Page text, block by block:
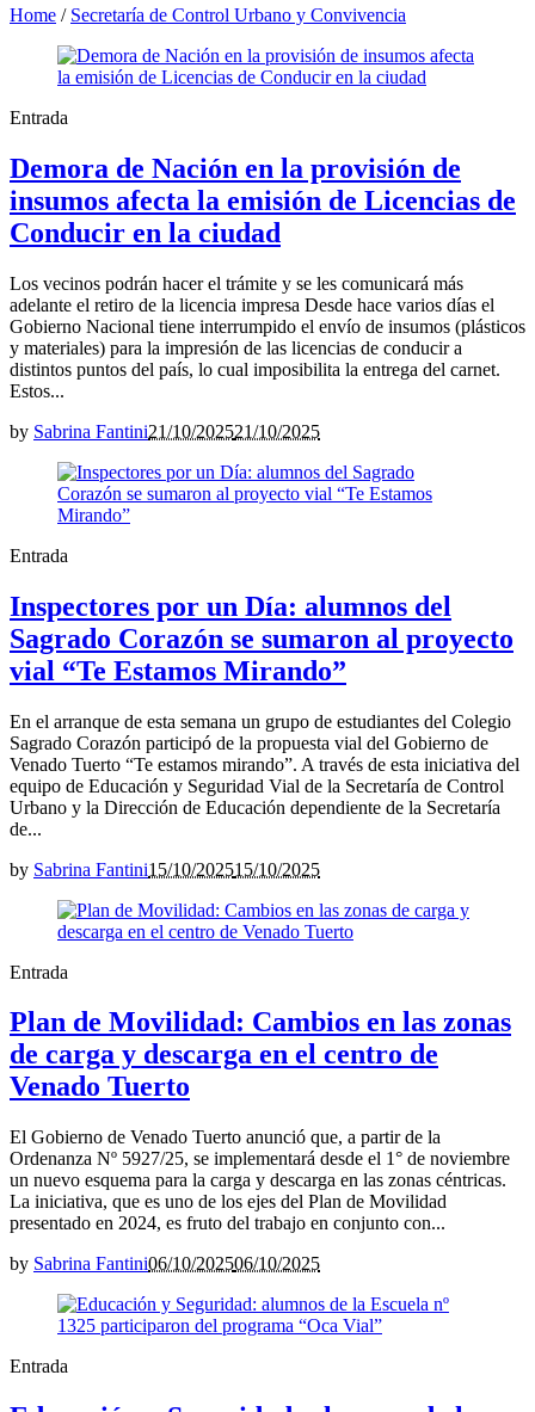
Home / Secretaría de Control Urbano y Convivencia
Entrada
Demora de Nación en la provisión de
insumos afecta la emisión de Licencias de
Conducir en la ciudad
Los vecinos podrán hacer el trámite y se les comunicará más
adelante el retiro de la licencia impresa Desde hace varios días el
Gobierno Nacional tiene interrumpido el envío de insumos (plásticos
y materiales) para la impresión de las licencias de conducir a
distintos puntos del país, lo cual imposibilita la entrega del carnet.
Estos...
by Sabrina Fantini21/10/202521/10/2025
Entrada
Inspectores por un Día: alumnos del
Sagrado Corazón se sumaron al proyecto
vial “Te Estamos Mirando”
En el arranque de esta semana un grupo de estudiantes del Colegio
Sagrado Corazón participó de la propuesta vial del Gobierno de
Venado Tuerto “Te estamos mirando”. A través de esta iniciativa del
equipo de Educación y Seguridad Vial de la Secretaría de Control
Urbano y la Dirección de Educación dependiente de la Secretaría
de...
by Sabrina Fantini15/10/202515/10/2025
Entrada
Plan de Movilidad: Cambios en las zonas
de carga y descarga en el centro de
Venado Tuerto
El Gobierno de Venado Tuerto anunció que, a partir de la
Ordenanza Nº 5927/25, se implementará desde el 1° de noviembre
un nuevo esquema para la carga y descarga en las zonas céntricas.
La iniciativa, que es uno de los ejes del Plan de Movilidad
presentado en 2024, es fruto del trabajo en conjunto con...
by Sabrina Fantini06/10/202506/10/2025
Entrada